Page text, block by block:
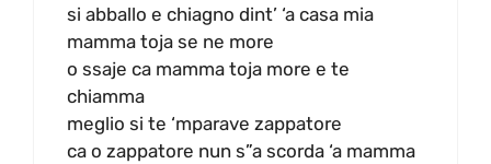
si abballo e chiagno dint’ ‘a casa mia
mamma toja se ne more
o ssaje ca mamma toja more e te
chiamma
meglio si te ‘mparave zappatore
ca o zappatore nun s”a scorda ‘a mamma